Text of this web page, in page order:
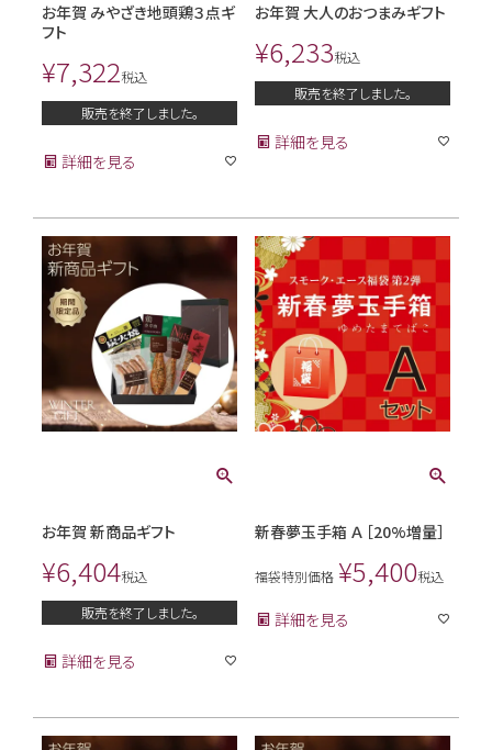
お年賀 みやざき地頭鶏３点ギ
フト
¥7,322税込
販売を終了しました。
詳細を見る
お年賀 大人のおつまみギフト
¥6,233税込
販売を終了しました。
詳細を見る
お年賀 新商品ギフト
¥6,404税込
販売を終了しました。
詳細を見る
新春夢玉手箱 Ａ ［20%増量］
福袋特別価格 ¥5,400税込
詳細を見る